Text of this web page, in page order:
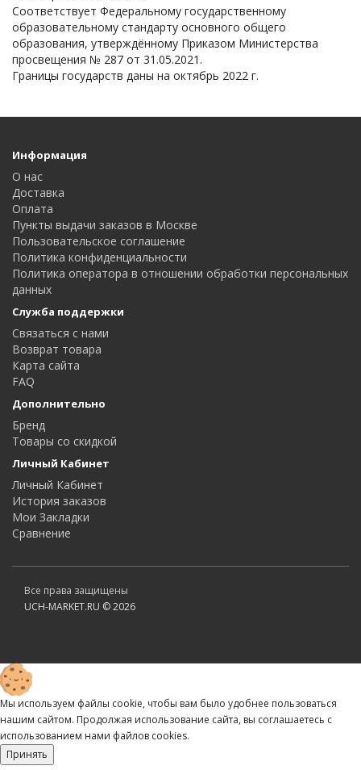
Соответствует Федеральному государственному
образовательному стандарту основного общего
образования, утверждённому Приказом Министерства
просвещения № 287 от 31.05.2021.
Границы государств даны на октябрь 2022 г.
Информация
О нас
Доставка
Оплата
Пункты выдачи заказов в Москве
Пользовательское соглашение
Политика конфиденциальности
Политика оператора в отношении обработки персональных
данных
Служба поддержки
Связаться с нами
Возврат товара
Карта сайта
FAQ
Дополнительно
Бренд
Товары со скидкой
Личный Кабинет
Личный Кабинет
История заказов
Мои Закладки
Сравнение
Все права защищены
UCH-MARKET.RU © 2026
Мы используем файлы cookie, чтобы вам было удобнее пользоваться
нашим сайтом. Продолжая использование сайта, вы соглашаетесь c
использованием нами файлов cookies.
Принять